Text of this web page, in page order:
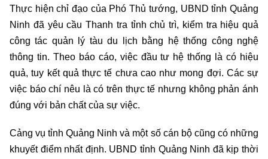
Thực hiện chỉ đạo của Phó Thủ tướng, UBND tỉnh Quảng
Ninh đã yêu cầu Thanh tra tỉnh chủ trì, kiểm tra hiệu quả
công tác quản lý tàu du lịch bằng hệ thống công nghệ
thông tin. Theo báo cáo, việc đầu tư hệ thống là có hiệu
quả, tuy kết quả thực tế chưa cao như mong đợi. Các sự
việc báo chí nêu là có trên thực tế nhưng không phản ánh
đúng với bản chất của sự việc.
Cảng vụ tỉnh Quảng Ninh và một số cán bộ cũng có những
khuyết điểm nhất định. UBND tỉnh Quảng Ninh đã kịp thời